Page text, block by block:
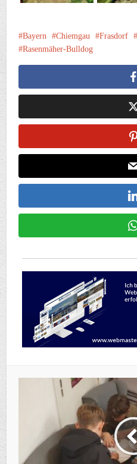
Bayern Chiemgau Frasdorf
Rasenmäher-Bulldog